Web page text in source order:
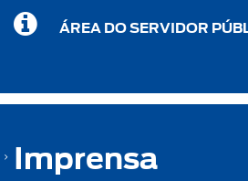
ÁREA DO SERVIDOR
Imprensa